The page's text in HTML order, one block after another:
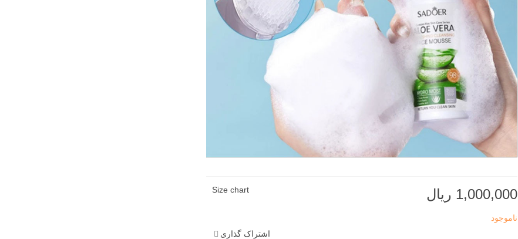
1,000,000 ریال Size chart
ناموجود
اشتراک گذاری